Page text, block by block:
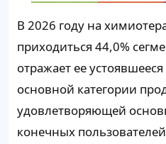
В 2026 году на
приходиться 44,0%
отражает ее
основной категории
удовлетворяющей
конечных